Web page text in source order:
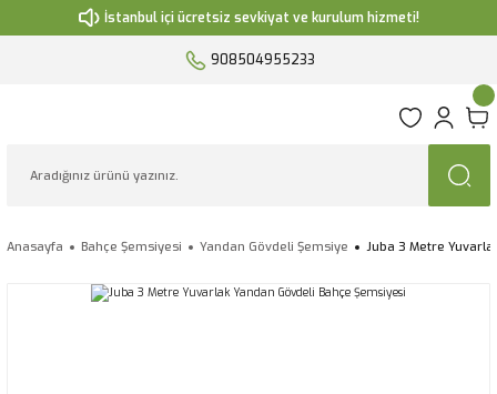
İstanbul içi ücretsiz sevkiyat ve kurulum hizmeti!
908504955233
Anasayfa Bahçe Şemsiyesi Yandan Gövdeli Şemsiye Juba 3 Metre